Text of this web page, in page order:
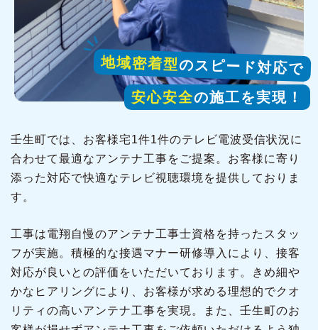
地域密着型のスピード対応で
安心安全の施工を実現！
壬生町では、お客様宅1件1件のテレビ電波受信状況に
合わせて最適なアンテナ工事をご提案。お客様に寄り
添った対応で快適なテレビ視聴環境を提供しておりま
す。
工事は電翔自慢のアンテナ工事士資格を持ったスタッ
フが実施。積極的な接遇マナー研修導入により、接客
対応が良いとの評価をいただいております。きめ細や
かなヒアリングにより、お客様が求める理想的でクオ
リティの高いアンテナ工事を実現。また、壬生町のお